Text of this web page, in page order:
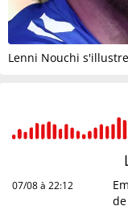
Lenni Nouchi
07/08 à 22:12